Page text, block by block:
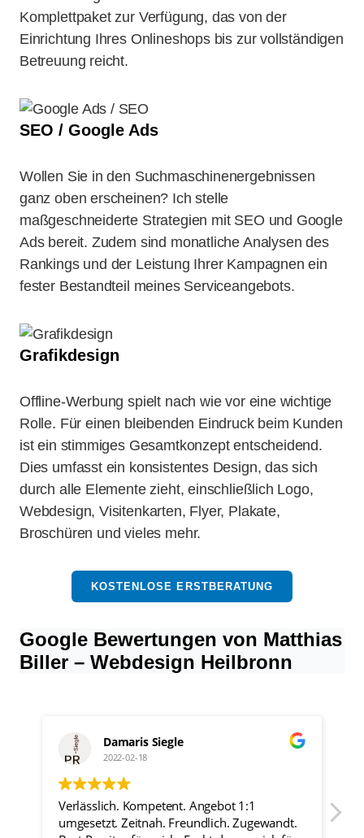
Komplettpaket zur Verfügung, das von der
Einrichtung Ihres Onlineshops bis zur vollständigen
Betreuung reicht.
SEO / Google Ads
Wollen Sie in den Suchmaschinenergebnissen
ganz oben erscheinen? Ich stelle
maßgeschneiderte Strategien mit SEO und Google
Ads bereit. Zudem sind monatliche Analysen des
Rankings und der Leistung Ihrer Kampagnen ein
fester Bestandteil meines Serviceangebots.
Grafikdesign
Offline-Werbung spielt nach wie vor eine wichtige
Rolle. Für einen bleibenden Eindruck beim Kunden
ist ein stimmiges Gesamtkonzept entscheidend.
Dies umfasst ein konsistentes Design, das sich
durch alle Elemente zieht, einschließlich Logo,
Webdesign, Visitenkarten, Flyer, Plakate,
Broschüren und vieles mehr.
KOSTENLOSE ERSTBERATUNG
Google Bewertungen von Matthias
Biller – Webdesign Heilbronn
Damaris Siegle
2022-02-18
Verlässlich. Kompetent. Angebot 1:1
umgesetzt. Zeitnah. Freundlich. Zugewandt.